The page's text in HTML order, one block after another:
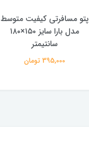
پتو مسافرتی کیفیت متوسط
مدل بارا سایز ۱۵۰×۱۸۰
سانتیمتر
395,000 تومان